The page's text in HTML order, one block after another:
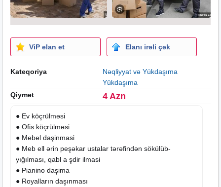
ViP elan et Elanı irəli çək
Kateqoriya
Nəqliyyat və Yükdaşıma
Yükdaşıma
Qiymət
4 Azn
● Ev köçrülməsi
● Ofis köçrülməsi
● Mebel daşinmasi
● Meb ell ərin peşəkar ustalar tərəfindən sökülüb-
yığılması, qabl a şdir ilmasi
● Pianino daşima
● Royalların daşınması